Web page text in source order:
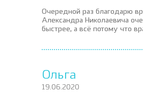
Очередной раз благодарю
Александра Николаевича
быстрее, а всё потому что
Ольга
19.06.2020